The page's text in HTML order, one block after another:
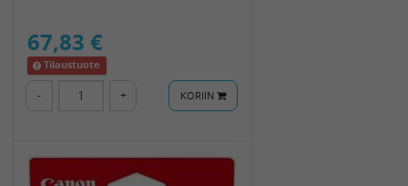
67,83 €
Tilaustuote
- + KORIIN